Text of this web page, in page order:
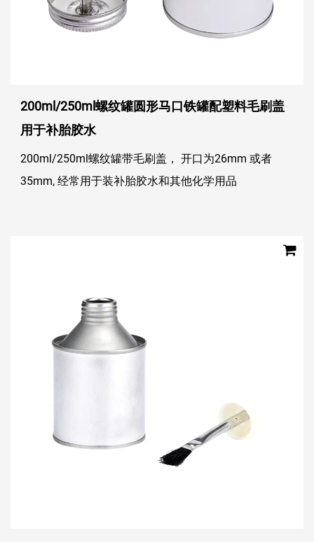
200ml/250ml螺纹罐圆形马口铁罐配塑料毛刷盖
用于补胎胶水
200ml/250ml螺纹罐带毛刷盖， 开口为26mm 或者
35mm, 经常用于装补胎胶水和其他化学用品